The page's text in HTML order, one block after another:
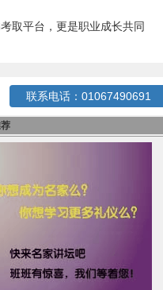
取平台，更是职业成长共同
联系电话：01067490691